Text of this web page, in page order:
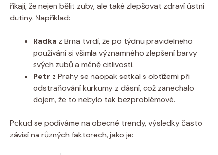
říkají, že nejen bělit zuby, ale také zlepšovat zdraví ústní
dutiny. Například:
Radka z Brna tvrdí, že po týdnu pravidelného
používání si všimla významného zlepšení barvy
svých zubů a méně citlivosti.
Petr z Prahy se naopak setkal s obtížemi při
odstraňování kurkumy z dásní, což zanechalo
dojem, že to nebylo tak bezproblémové.
Pokud se podíváme na obecné trendy, výsledky často
závisí na různých faktorech, jako je: